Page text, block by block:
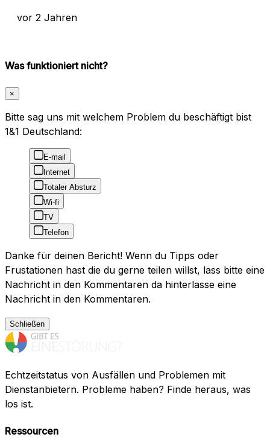
vor 2 Jahren
Was funktioniert nicht?
×
Bitte sag uns mit welchem Problem du beschäftigt bist
1&1 Deutschland:
E-mail
Internet
Totaler Absturz
Wi-fi
TV
Telefon
Danke für deinen Bericht! Wenn du Tipps oder
Frustationen hast die du gerne teilen willst, lass bitte eine
Nachricht in den Kommentaren da hinterlasse eine
Nachricht in den Kommentaren.
Schließen
Echtzeitstatus von Ausfällen und Problemen mit
Dienstanbietern. Probleme haben? Finde heraus, was
los ist.
Ressourcen